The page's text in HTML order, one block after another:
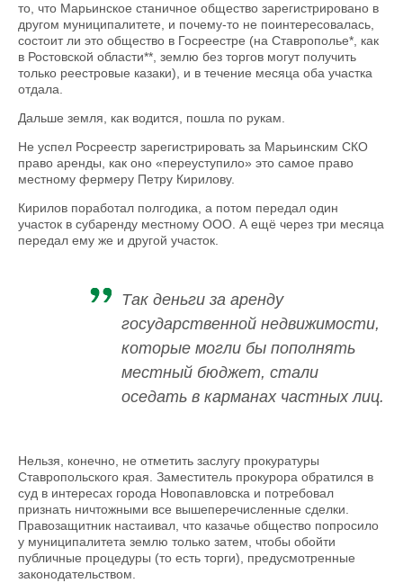
то, что Марьинское станичное общество зарегистрировано в
другом муниципалитете, и почему-то не поинтересовалась,
состоит ли это общество в Госреестре (на Ставрополье*, как
в Ростовской области**, землю без торгов могут получить
только реестровые казаки), и в течение месяца оба участка
отдала.
Дальше земля, как водится, пошла по рукам.
Не успел Росреестр зарегистрировать за Марьинским СКО
право аренды, как оно «переуступило» это самое право
местному фермеру Петру Кирилову.
Кирилов поработал полгодика, а потом передал один
участок в субаренду местному ООО. А ещё через три месяца
передал ему же и другой участок.
Так деньги за аренду
государственной недвижимости,
которые могли бы пополнять
местный бюджет, стали
оседать в карманах частных лиц.
Нельзя, конечно, не отметить заслугу прокуратуры
Ставропольского края. Заместитель прокурора обратился в
суд в интересах города Новопавловска и потребовал
признать ничтожными все вышеперечисленные сделки.
Правозащитник настаивал, что казачье общество попросило
у муниципалитета землю только затем, чтобы обойти
публичные процедуры (то есть торги), предусмотренные
законодательством.